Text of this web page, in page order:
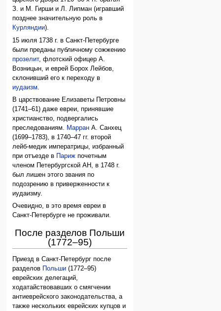
З. и М. Гирши и Л. Липман (игравший
позднее значительную роль в
Курляндии).
15 июля 1738 г. в Санкт-Петербурге
были преданы публичному сожжению
прозелит, флотский офицер А.
Возницын, и еврей Борох Лейбов,
склонивший его к переходу в
иудаизм
В царствование Елизаветы Петровны
(1741–61) даже евреи, принявшие
христианство, подвергались
преследованиям. Марран А. Санхец
(1699–1783), в 1740–47 гг. второй
лейб-медик императрицы, избранный
при отъезде в
Париж почетным
членом Петербургской АН, в 1748 г.
был лишен этого звания по
подозрению в приверженности к
иудаизму.
Очевидно, в это время евреи в
Санкт-Петербурге не проживали.
После разделов Польши
(1772–95)
Приезд в Санкт-Петербург после
разделов Польши (1772–95)
еврейских делегаций,
ходатайствовавших о смягчении
антиеврейского законодательства, а
также нескольких еврейских купцов и